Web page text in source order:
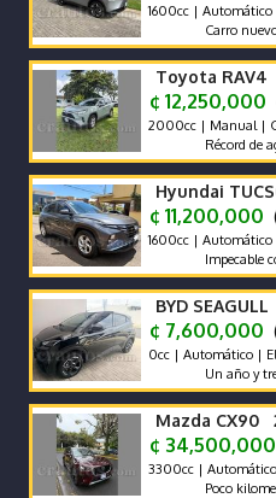
1600cc | Automático
Carro nuevo de
Toyota RAV4
¢ 12,250,000
2000cc | Manual |
Récord de
Hyundai
¢ 11,200,000
1600cc | Automático
Impecable
BYD
¢ 7,600,000
0cc | Automático |
Un año y tres
Mazda CX90
¢ 34,500,000
3300cc |
Poco kilometraje